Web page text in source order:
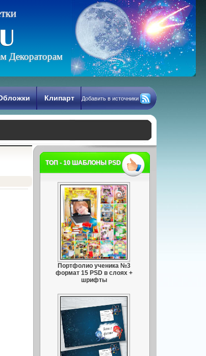
тки
Декораторам
Клипарт Добавить в источники
ТОП - 10 ШАБЛОНЫ PSD
Портфолио ученика №3
формат 15 PSD в слоях +
шрифты